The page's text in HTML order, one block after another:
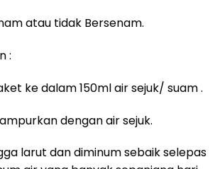
atau tidak Bersenam.
:
ke dalam 150ml air sejuk/ suam .
dengan air sejuk.
larut dan diminum sebaik selepas